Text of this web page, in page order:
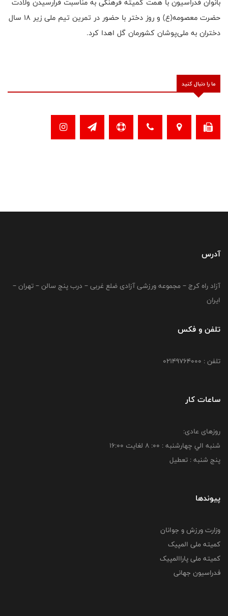
حضرت معصومه(ع) و روز دختر با حضور در تمرین تیم ملی زیر ۱۸ سال
دختران به ملی‌پوشان کشورمان گل اهدا کرد.
ما را دنبال کنید
آدرس
آزاد راه کرج – مجموعه ورزشی آزادی ضلع غربی – درب پنج سالن – تهران –
ایران
تلفن و فکس
تلفن : 02149764000
ساعات کار
روزهای عادی:
شنبه الي چهارشنبه : 00: 8 لغايت 16:00
پنج شنبه : تعطیل
پیوندها
وزارت ورزش و جوانان
کمیته ملی المپیک
کمیته ملی پاراالمپیک
فدراسیون جهانی